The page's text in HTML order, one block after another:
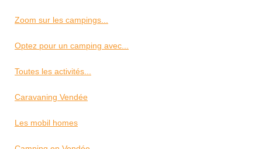
Zoom sur les campings...
Optez pour un camping avec...
Toutes les activités...
Caravaning Vendée
Les mobil homes